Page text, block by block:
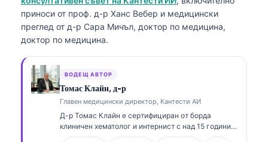
приноси от проф. д-р Ханс Вебер и медицински
преглед от д-р Сара Мичъл, доктор по медицина,
доктор по медицина.
ВОДЕЩ АВТОР
Томас Клайн, д-р
Главен медицински директор, Кантести АИ
Д-р Томас Клайн е сертифициран от борда
клиничен хематолог и интернист с над 15 години
опит в лабораторната медицина и асистирания от